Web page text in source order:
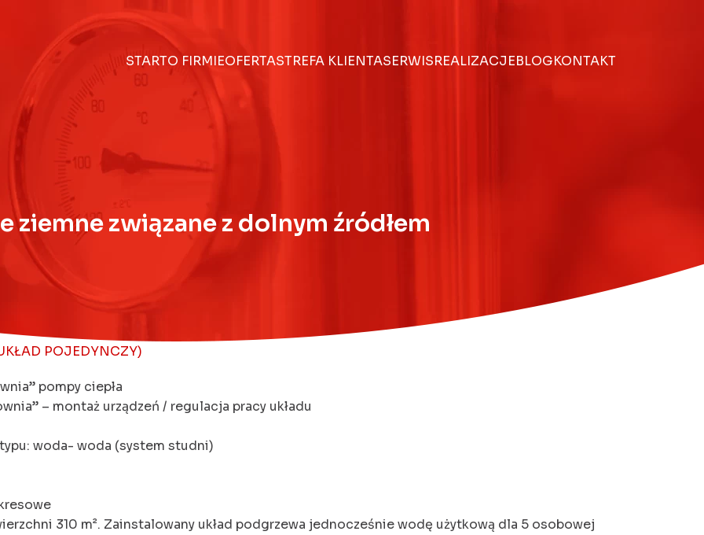
STARTO FIRMIEOFERTASTREFA KLIENTASERWISREALIZACJEBLOGKONTAKT
ziemne związane z dolnym źródłem
POJEDYNCZY)
pompy ciepła
– montaż urządzeń / regulacja pracy układu
woda- woda (system studni)
310 m². Zainstalowany układ podgrzewa jednocześnie wodę użytkową dla 5 osobowej